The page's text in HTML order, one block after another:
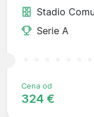
Stadio
Serie A
Cena od
324 €